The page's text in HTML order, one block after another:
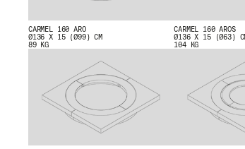
CARMEL 160 ARO
Ø136 X 15 (Ø99) CM
89 KG
CARMEL 160 AROS
Ø136 X 15 (Ø63)
104 KG
© 2026